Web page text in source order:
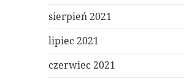
sierpień 2021
lipiec 2021
czerwiec 2021